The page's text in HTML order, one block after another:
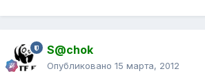
S@chok
Опубликовано 15 марта, 2012